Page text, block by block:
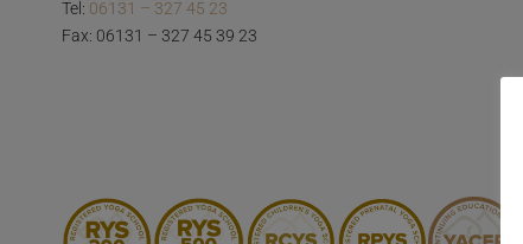
Tel: 06131 – 327 45 23
Fax: 06131 – 327 45 39 23